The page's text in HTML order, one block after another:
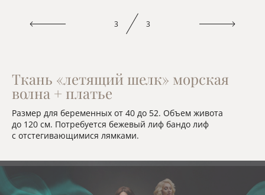
3 3
Ткань «летящий шелк» морская
волна + платье
Размер для беременных от 40 до 52. Объем живота
до 120 см. Потребуется бежевый лиф бандо лиф
с отстегивающимися лямками.